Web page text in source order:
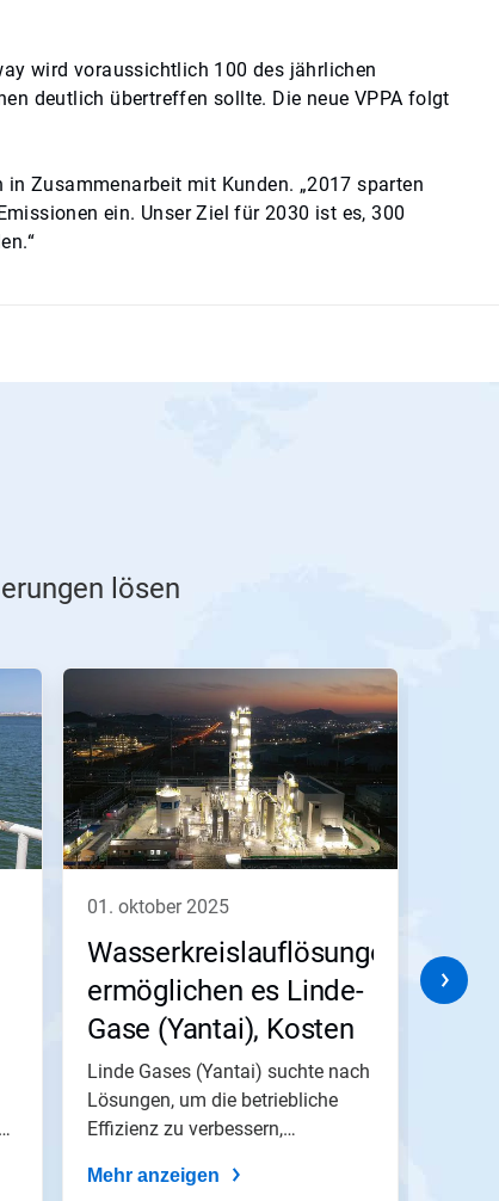
wird voraussichtlich 100 des jährlichen
deutlich übertreffen sollte. Die neue VPPA folgt
Zusammenarbeit mit Kunden. „2017 sparten
ein. Unser Ziel für 2030 ist es, 300
lösen
01. oktober 2025
Wasserkreislauflösungen
ermöglichen es Linde-
Gase (Yantai), Kosten
und den Wasser- und
Energieverbrauch
erheblich zu
reduzieren
Linde Gases (Yantai) suchte nach
Lösungen, um die betriebliche
Effizienz zu verbessern,
Mehr anzeigen